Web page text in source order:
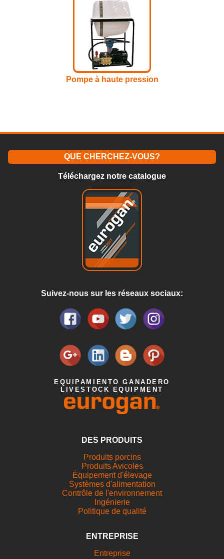
Pompe à haute pression
QUE CHERCHEZ-VOUS?
Téléchargez notre catalogue
Suivez-nous sur les réseaux sociaux:
EQUIPAMIENTO GANADERO
LIVESTOCK EQUIPMENT
DES PRODUITS
Produits porcins
Produits Avicoles
Équipement d'élevage
Systèmes d'alimentation
Contrôle de l'environnement
Ingénierie
Politique de qualité
ENTREPRISE
Entreprise